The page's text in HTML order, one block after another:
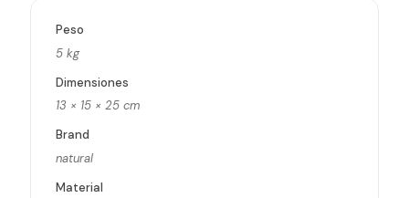
Peso
5 kg
Dimensiones
13 × 15 × 25 cm
Brand
natural
Material